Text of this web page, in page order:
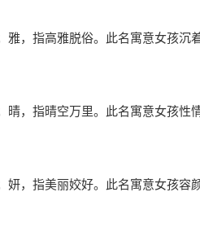
雅，指高雅脱俗。此名寓意女孩沉
晴，指晴空万里。此名寓意女孩性
妍，指美丽姣好。此名寓意女孩容